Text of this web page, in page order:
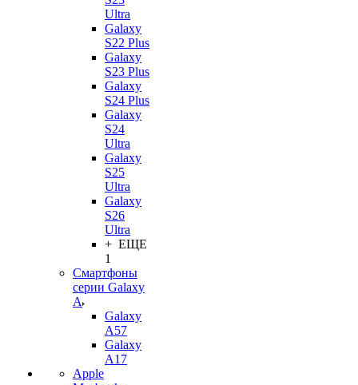
Ultra
Galaxy
S22 Plus
Galaxy
S23 Plus
Galaxy
S24 Plus
Galaxy
S24
Ultra
Galaxy
S25
Ultra
Galaxy
S26
Ultra
+ ЕЩЕ
1
Смартфоны
серии Galaxy
A
Galaxy
A57
Galaxy
A17
Apple